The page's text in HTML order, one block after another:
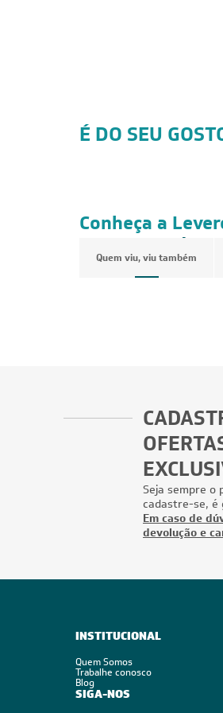
É DO SEU
Conheça a
Ar-
Quem viu, viu também
Seja sempre o
cadastre-se, é
Em caso de
devolução e
INSTITUCIONAL
Quem Somos
Trabalhe conosco
Blog
SIGA-NOS